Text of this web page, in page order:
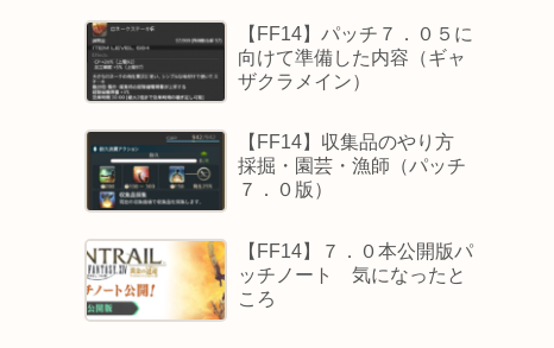
【FF14】パッチ７．０５に
向けて準備した内容（ギャ
ザクラメイン）
【FF14】収集品のやり方
採掘・園芸・漁師（パッチ
７．０版）
【FF14】７．０本公開版パ
ッチノート 気になったと
ころ